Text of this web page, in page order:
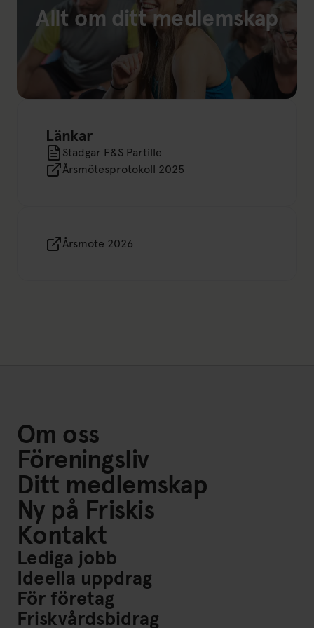
Allt om ditt medlemskap
Länkar
Stadgar F&S Partille
Årsmötesprotokoll 2025
Årsmöte 2026
Om oss
Föreningsliv
Ditt medlemskap
Ny på Friskis
Kontakt
Lediga jobb
Ideella uppdrag
För företag
Friskvårdsbidrag